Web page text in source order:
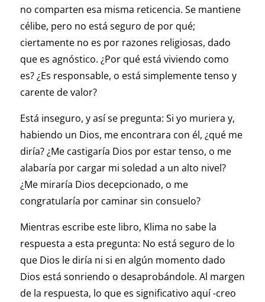
no comparten esa misma reticencia. Se mantiene
célibe, pero no está seguro de por qué;
ciertamente no es por razones religiosas, dado
que es agnóstico. ¿Por qué está viviendo como
es? ¿Es responsable, o está simplemente tenso y
carente de valor?
Está inseguro, y así se pregunta: Si yo muriera y,
habiendo un Dios, me encontrara con él, ¿qué me
diría? ¿Me castigaría Dios por estar tenso, o me
alabaría por cargar mi soledad a un alto nivel?
¿Me miraría Dios decepcionado, o me
congratularía por caminar sin consuelo?
Mientras escribe este libro, Klima no sabe la
respuesta a esta pregunta: No está seguro de lo
que Dios le diría ni si en algún momento dado
Dios está sonriendo o desaprobándole. Al margen
de la respuesta, lo que es significativo aquí -creo